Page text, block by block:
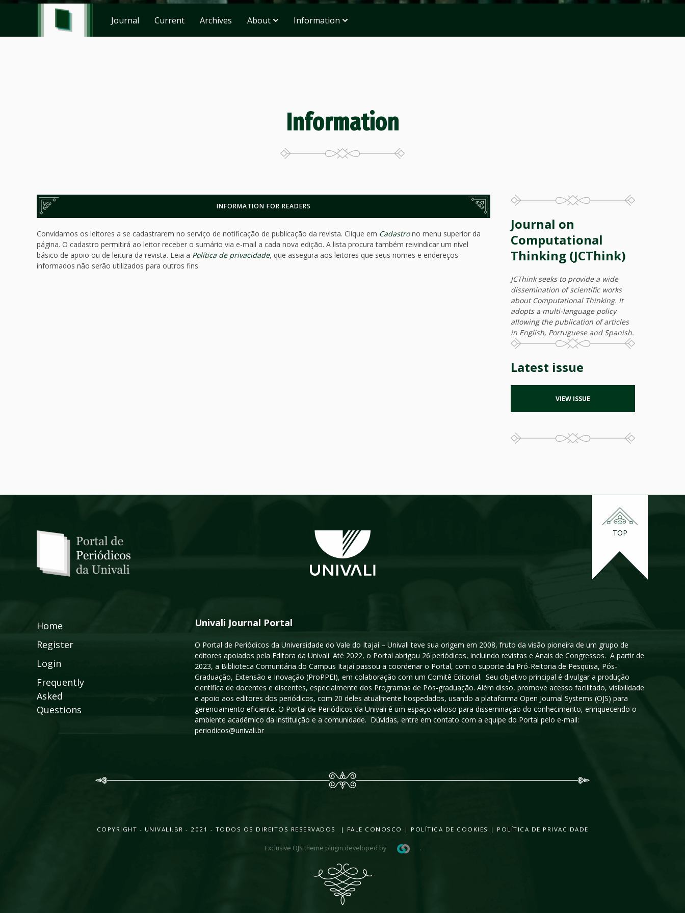
Journal Current Archives About Information
Information
INFORMATION FOR READERS
Convidamos os leitores a se cadastrarem no serviço de notificação de publicação da revista. Clique em Cadastrono menu superior da
página. O cadastro permitirá ao leitor receber o sumário via e-mail a cada nova edição. A lista procura também reivindicar um nível
básico de apoio ou de leitura da revista. Leia a Política de privacidade, que assegura aos leitores que seus nomes e endereços
informados não serão utilizados para outros fins.
Journal on
Computational
Thinking (JCThink)
JCThink seeks to provide a wide
dissemination of scientific works
about Computational Thinking. It
adopts a multi-language policy
allowing the publication of articles
in English, Portuguese and Spanish.
Latest issue
VIEW ISSUE
TOP
Home
Register
Login
Frequently
Asked
Questions
Univali Journal Portal
O Portal de Periódicos da Universidade do Vale do Itajaí – Univali teve sua origem em 2008, fruto da visão pioneira de um grupo de
editores apoiados pela Editora da Univali. Até 2022, o Portal abrigou 26 periódicos, incluindo revistas e Anais de Congressos. A partir de
2023, a Biblioteca Comunitária do Campus Itajaí passou a coordenar o Portal, com o suporte da Pró-Reitoria de Pesquisa, Pós-
Graduação, Extensão e Inovação (ProPPEI), em colaboração com um Comitê Editorial. Seu objetivo principal é divulgar a produção
científica de docentes e discentes, especialmente dos Programas de Pós-graduação. Além disso, promove acesso facilitado, visibilidade
e apoio aos editores dos periódicos, com 20 deles atualmente hospedados, usando a plataforma Open Journal Systems (OJS) para
gerenciamento eficiente. O Portal de Periódicos da Univali é um espaço valioso para disseminação do conhecimento, enriquecendo o
ambiente acadêmico da instituição e a comunidade. Dúvidas, entre em contato com a equipe do Portal pelo e-mail:
periodicos@univali.br
COPYRIGHT - UNIVALI.BR - 2021 - TODOS OS DIREITOS RESERVADOS | FALE CONOSCO | POLÍTICA DE COOKIES | POLÍTICA DE PRIVACIDADE
Exclusive OJS theme plugin developed by .